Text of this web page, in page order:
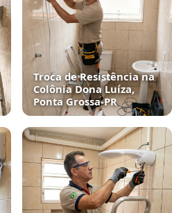
Troca de Resistência na
Colônia Dona Luíza,
Ponta Grossa‑PR